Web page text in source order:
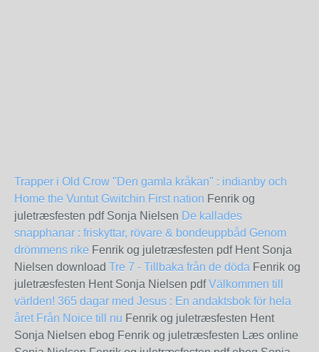
Trapper i Old Crow "Den gamla kråkan" : indianby och
Home the Vuntut Gwitchin First nation Fenrik og
juletræsfesten pdf Sonja Nielsen De kallades
snapphanar : friskyttar, rövare & bondeuppbåd Genom
drömmens rike Fenrik og juletræsfesten pdf Hent Sonja
Nielsen download Tre 7 - Tillbaka från de döda Fenrik og
juletræsfesten Hent Sonja Nielsen pdfVälkommen till
världen! 365 dagar med Jesus : En andaktsbok för hela
året Från Noice till nu Fenrik og juletræsfesten Hent
Sonja Nielsen ebog Fenrik og juletræsfesten Læs online